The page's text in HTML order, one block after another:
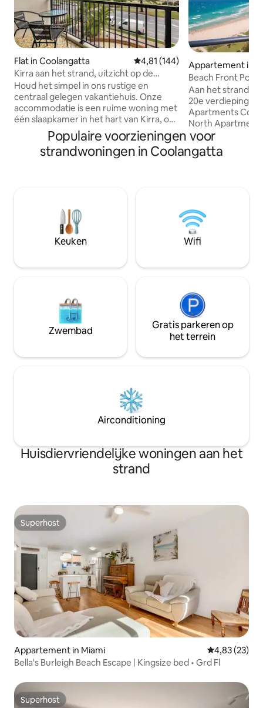
Flat in Coolangatta Gemiddelde beoordeling van
4,81 (144)
Kirra aan het strand, uitzicht op de
oceaan, zwembad, geschikt voor
maximaal 5 personen
Houd het simpel in ons rustige en
centraal gelegen vakantiehuis. Onze
accommodatie is een ruime woning met
één slaapkamer in het hart van Kirra, op
loopafstand van Kirra Beach en op vijf
minuten rijden van de internationale
luchthaven Gold Coast. Onze lichte en
de perfecte plek om te genieten van
zonsopgang boven de oceaan, walvissen
kijken in de winter en te ontspannen na
een lange dag op het strand.
Appartement in
a
Beach Front
Coolangatta
Aan het strand
20e verdieping in
Apartments
North
nodig hebt op
Het complex
spa, een
terrein is
bestemming voor
Nieuwe koelkast
Appartement ligt
Populaire voorzieningen voor
strandwoningen in Coolangatta
Keuken Wifi
Zwembad
Gratis parkeren op
het terrein
Airconditioning
Huisdiervriendelijke woningen aan het
strand
Superhost
Superhost
Appartement in Miami Gemiddelde
4,83 (23)
Bella's Burleigh Beach Escape | Kingsize bed • Grd Fl
Superhost
Superhost